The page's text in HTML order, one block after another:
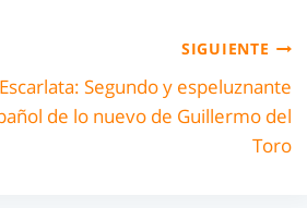
SIGUIENTE
Segundo y espeluznante
de lo nuevo de Guillermo del
Toro